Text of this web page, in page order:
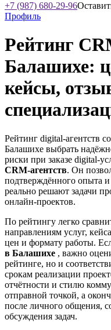
+7 (987) 680-29-96
Профиль
Рейтинг
Балашихе:
кейсы,
Рейтинг digital-агентств
Балашихе выбрать
риски при заказе digital-
CRM-агентств. Он
подтверждённого опыта
реально решают задачи
онлайн-проектов.
По рейтингу легко
направлениям услуг,
цен и формату работы.
в Балашихе , важно
рейтинге, но и
срокам реализации
отчётности и стилю
отправной точкой, а
после личного общения,
обсуждения задач.